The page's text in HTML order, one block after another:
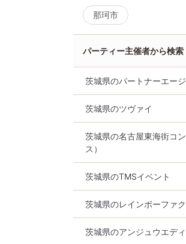
那珂市
パーティー主催者から検索
茨城県のパートナーエー
茨城県のツヴァイ
茨城県の名古屋東海街コ
ス）
茨城県のTMSイベント
茨城県のレインボーファ
茨城県のアンジュウエデ